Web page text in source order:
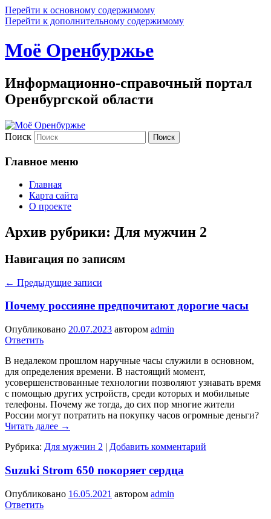
Перейти к основному содержимому
Перейти к дополнительному содержимому
Моё Оренбуржье
Информационно-справочный портал
Оренбургской области
Поиск
Главное меню
Главная
Карта сайта
О проекте
Архив рубрики: Для мужчин 2
Навигация по записям
← Предыдущие записи
Почему россияне предпочитают дорогие часы
Опубликовано 20.07.2023 автором admin
Ответить
В недалеком прошлом наручные часы служили в основном,
для определения времени. В настоящий момент,
усовершенствованные технологии позволяют узнавать время
с помощью других устройств, среди которых и мобильные
телефоны. Почему же тогда, до сих пор многие жители
России могут потратить на покупку часов огромные деньги?
Читать далее →
Рубрика: Для мужчин 2 | Добавить комментарий
Suzuki Strom 650 покоряет сердца
Опубликовано 16.05.2021 автором admin
Ответить